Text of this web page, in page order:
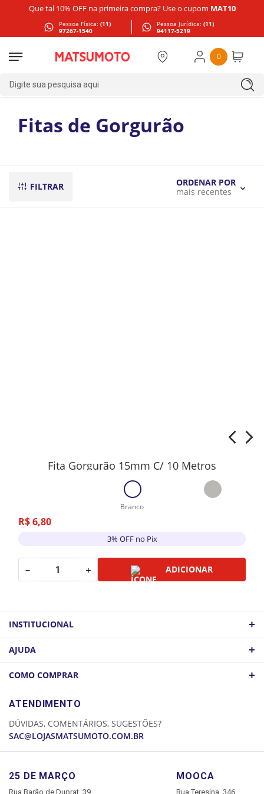
Que tal 10% OFF na primeira compra? Use o cupom MAT10
Pessoa Física: (11)
97267-1540
Pessoa Jurídica: (11)
94117-5219
0
Digite sua pesquisa aqui
Fitas de Gorgurão
FILTRAR
ORDENAR POR
mais recentes
Fita Gorgurão 15mm C/ 10 Metros
Branco
R$6,80
3% OFF no Pix
－ ＋ ADICIONAR
INSTITUCIONAL +
COMO CHEGAR
AJUDA +
COMO COMPRAR +
CADASTRE-SE
MINHA CONTA
MEUS PEDIDOS
ATENDIMENTO
DÚVIDAS, COMENTÁRIOS, SUGESTÕES?
SAC@LOJASMATSUMOTO.COM.BR
25 DE MARÇO
Rua Barão de Duprat, 39
MOOCA
Rua Teresina, 346